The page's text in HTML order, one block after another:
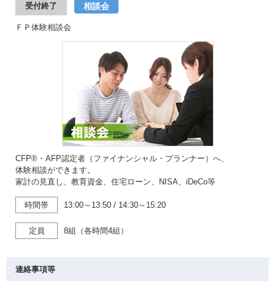
受付終了 相談会
ＦＰ体験相談会
CFP®・AFP認定者（ファイナンシャル・プランナー）へ、
体験相談ができます。
家計の見直し、教育資金、住宅ローン、NISA、iDeCo等
時間帯 13:00～13:50 / 14:30～15:20
定員 8組（各時間4組）
連絡事項等